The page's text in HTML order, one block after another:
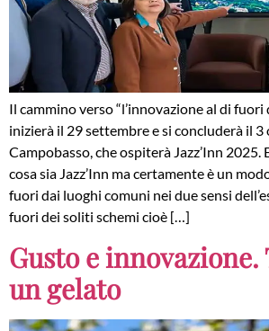
Il cammino verso “l’innovazione al di
inizierà il 29 settembre e si concluderà il
Campobasso, che ospiterà Jazz’Inn 2025.
cosa sia Jazz’Inn ma certamente è un
fuori dai luoghi comuni nei due sensi
fuori dei soliti schemi cioè […]
Gusto e
un gelato